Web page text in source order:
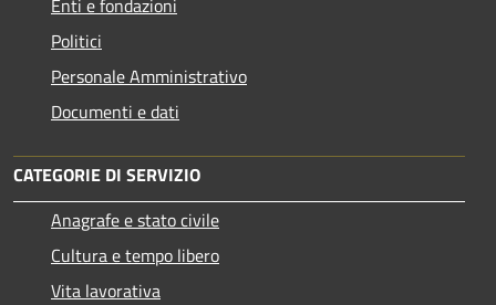
Enti e fondazioni
Politici
Personale Amministrativo
Documenti e dati
CATEGORIE DI SERVIZIO
Anagrafe e stato civile
Cultura e tempo libero
Vita lavorativa